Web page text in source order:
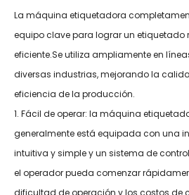
La máquina etiquetadora
equipo clave para lograr un etiquetado
eficiente.Se utiliza ampliamente en
diversas industrias, mejorando la
eficiencia de la producción.
1. Fácil de operar: la máquina
generalmente está equipada con una
intuitiva y simple y un sistema de
el operador pueda comenzar
dificultad de operación y los costos de